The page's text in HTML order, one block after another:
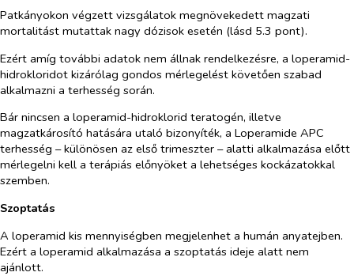
Patkányokon végzett vizsgálatok megnövekedett magzati
mortalitást mutattak nagy dózisok esetén (lásd 5.3 pont).
Ezért amíg további adatok nem állnak rendelkezésre, a loperamid-
hidrokloridot kizárólag gondos mérlegelést követően szabad
alkalmazni a terhesség során.
Bár nincsen a loperamid-hidroklorid teratogén, illetve
magzatkárosító hatására utaló bizonyíték, a Loperamide APC
terhesség – különösen az első trimeszter – alatti alkalmazása előtt
mérlegelni kell a terápiás előnyöket a lehetséges kockázatokkal
szemben.
Szoptatás
A loperamid kis mennyiségben megjelenhet a humán anyatejben.
Ezért a loperamid alkalmazása a szoptatás ideje alatt nem
ajánlott.